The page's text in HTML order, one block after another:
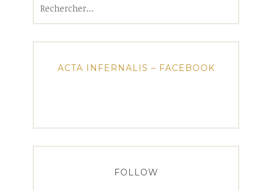
ACTA INFERNALIS – FACEBOOK
FOLLOW